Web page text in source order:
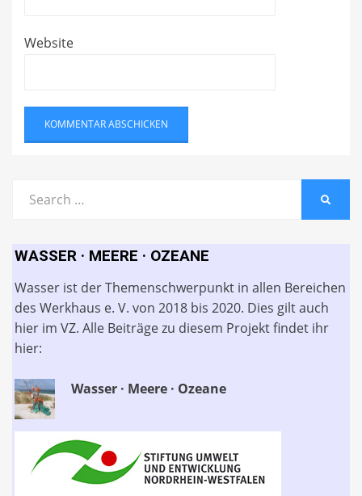
Website
for:
WASSER · MEERE · OZEANE
Wasser ist der Themenschwerpunkt in allen Bereichen
des Werkhaus e. V. von 2018 bis 2020. Dies gilt auch
hier im VZ. Alle Beiträge zu diesem Projekt findet ihr
hier:
Wasser · Meere · Ozeane